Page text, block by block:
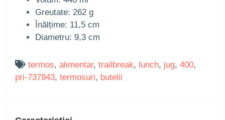
Greutate: 262 g
Înălțime: 11,5 cm
Diametru: 9,3 cm
termos, alimentar, trailbreak, lunch, jug, 400,
pri-737943, termosuri, butelii